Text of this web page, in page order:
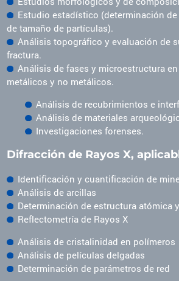
Estudio estadístico (determinación
de tamaño de partículas).
Análisis topográfico y evaluación de
fractura.
Análisis de fases y microestructura
metálicos y no metálicos.
Análisis de recubrimientos e
Análisis de materiales
Investigaciones forenses.
Difracción de Rayos X,
Identificación y cuantificación de
Análisis de arcillas
Determinación de estructura atómica
Reflectometría de Rayos X
Análisis de cristalinidad en polímeros
Análisis de películas delgadas
Determinación de parámetros de red